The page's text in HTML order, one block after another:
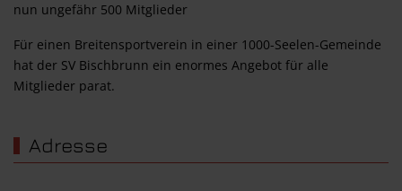
nun ungefähr 500 Mitglieder
Für einen Breitensportverein in einer 1000-Seelen-Gemeinde
hat der SV Bischbrunn ein enormes Angebot für alle
Mitglieder parat.
Adresse